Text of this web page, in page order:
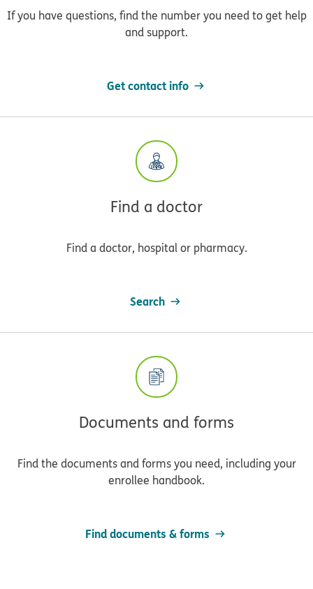
If you have questions, find the number you need to get help
and support.
Get contact info
Find a doctor
Find a doctor, hospital or pharmacy.
Search
Documents and forms
Find the documents and forms you need, including your
enrollee handbook.
Find documents & forms